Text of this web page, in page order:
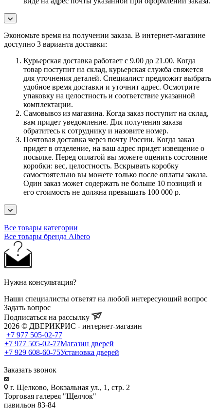
Экономьте время на получении заказа. В интернет-магазине
доступно 3 варианта доставки:
Курьерская доставка работает с 9.00 до 21.00. Когда
товар поступит на склад, курьерская служба свяжется
для уточнения деталей. Специалист предложит выбрать
удобное время доставки и уточнит адрес. Осмотрите
упаковку на целостность и соответствие указанной
комплектации.
Самовывоз из магазина. Когда заказ поступит на склад,
вам придет уведомление. Для получения заказа
обратитесь к сотруднику и назовите номер.
Почтовая доставка через почту России. Когда заказ
придет в отделение, на ваш адрес придет извещение о
посылке. Перед оплатой вы можете оценить состояние
коробки: вес, целостность. Вскрывать коробку
самостоятельно вы можете только после оплаты заказа.
Один заказ может содержать не больше 10 позиций и
его стоимость не должна превышать 100 000 р.
Все товары категории
Все товары бренда Albero
Нужна консультация?
Наши специалисты ответят на любой интересующий вопрос
Задать вопрос
Подписаться на рассылку
2026 © ДВЕРИКРИС - интернет-магазин
+7 977 505-02-77
+7 977 505-02-77Магазин дверей
+7 929 608-60-75Установка дверей
Заказать звонок
г. Щелково, Вокзальная ул., 1, стр. 2
Торговая галерея "Щелчок"
павильон 83-84